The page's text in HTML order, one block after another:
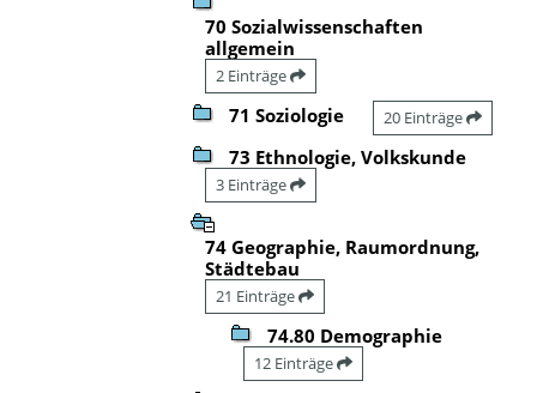
70 Sozialwissenschaften
allgemein
2 Einträge
71 Soziologie 20 Einträge
73 Ethnologie, Volkskunde
3 Einträge
74 Geographie, Raumordnung,
Städtebau
21 Einträge
74.80 Demographie
12 Einträge